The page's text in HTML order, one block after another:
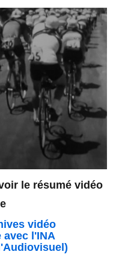
le résumé vidéo
vidéo
avec l'INA